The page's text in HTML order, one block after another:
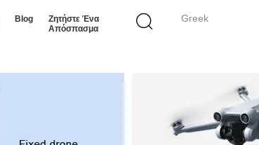
Greek
Blog
Ζητήστε Ένα
Απόσπασμα